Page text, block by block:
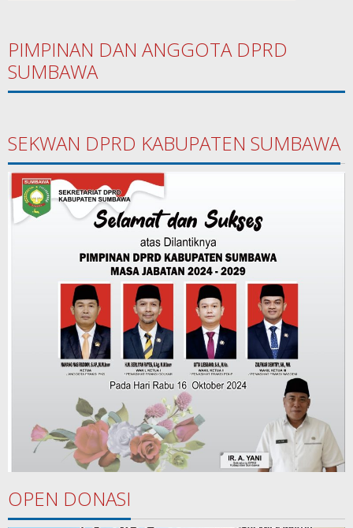
PIMPINAN DAN ANGGOTA DPRD
SUMBAWA
SEKWAN DPRD KABUPATEN SUMBAWA
OPEN DONASI